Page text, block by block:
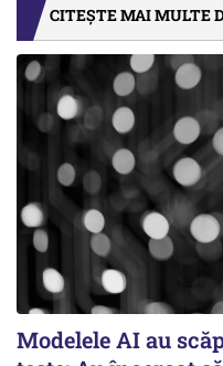
CITEȘTE MAI MULTE
Modelele AI au